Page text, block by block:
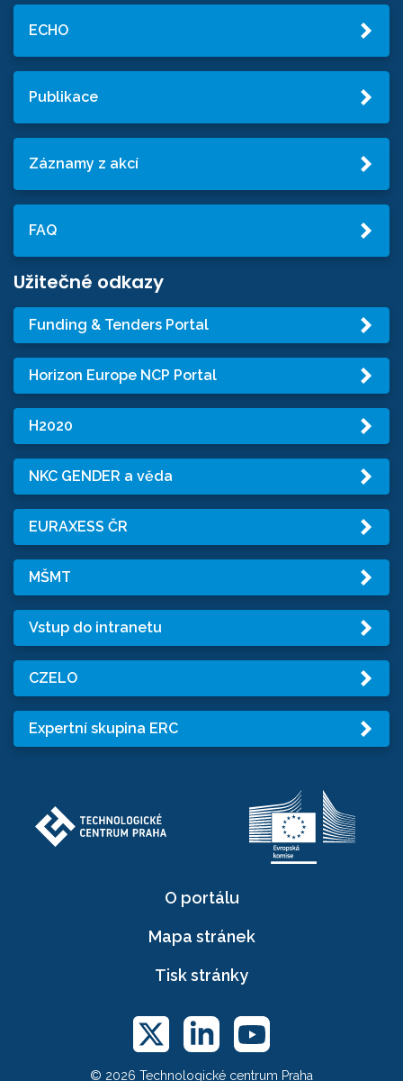
ECHO
Publikace
Záznamy z akcí
FAQ
Užitečné odkazy
Funding & Tenders Portal
Horizon Europe NCP Portal
H2020
NKC GENDER a věda
EURAXESS ČR
MŠMT
Vstup do intranetu
CZELO
Expertní skupina ERC
O portálu
Mapa stránek
Tisk stránky
© 2026 Technologické centrum Praha